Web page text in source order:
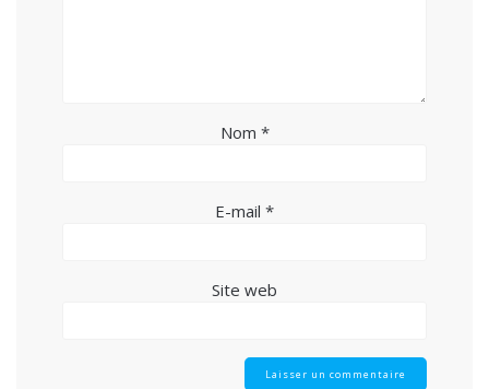
Nom *
E-mail *
Site web